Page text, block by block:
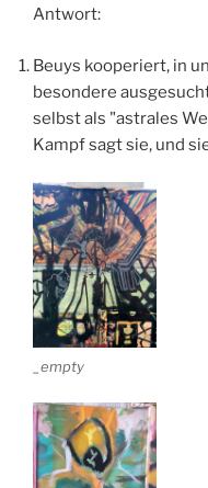
Antwort:
Beuys kooperiert, in
besondere
selbst als "astrales
Kampf sagt sie, und
_empty